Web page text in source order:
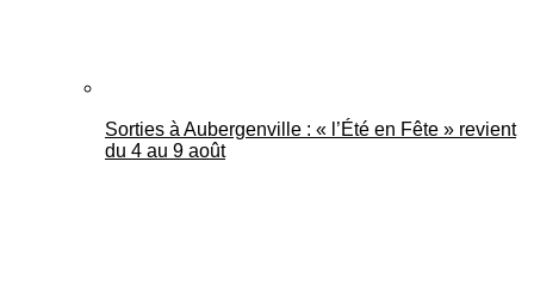
Sorties à Aubergenville : « l’Été en Fête » revient
du 4 au 9 août